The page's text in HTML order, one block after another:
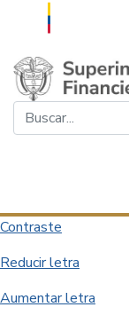
Saltar al contenido
Contraste
Reducir letra
Aumentar letra